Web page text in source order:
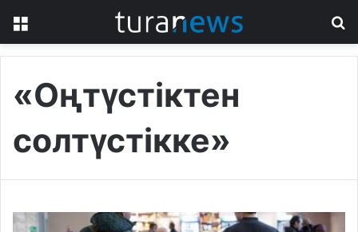
«Оңтүстіктен
солтүстікке»